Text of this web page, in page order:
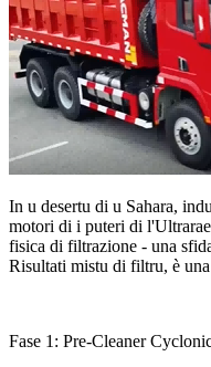
In u desertu di u Sahara,
motori di i puteri di
fisica di filtrazione - una
Risultati mistu di filtru, è
Fase 1: Pre-Cleaner